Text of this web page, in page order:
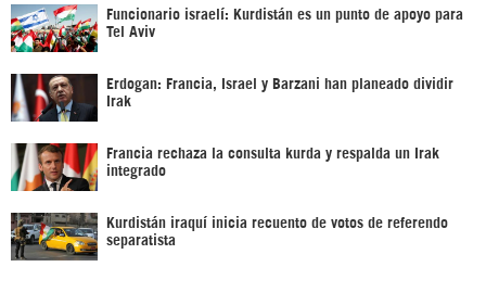
Funcionario israelí: Kurdistán es un punto de apoyo para
Tel Aviv
Erdogan: Francia, Israel y Barzani han planeado dividir
Irak
Francia rechaza la consulta kurda y respalda un Irak
integrado
Kurdistán iraquí inicia recuento de votos de referendo
separatista